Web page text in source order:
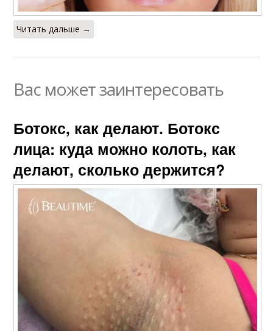
Читать дальше →
Вас может заинтересовать
Ботокс, как делают. Ботокс
лица: куда можно колоть, как
делают, сколько держится?